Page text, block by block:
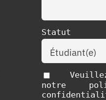
Statut
notre